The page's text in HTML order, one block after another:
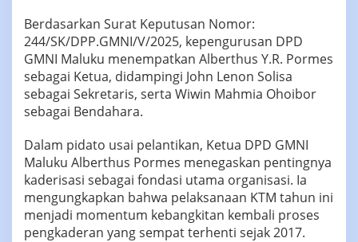
Berdasarkan Surat Keputusan Nomor:
244/SK/DPP.GMNI/V/2025, kepengurusan DPD
GMNI Maluku menempatkan Alberthus Y.R. Pormes
sebagai Ketua, didampingi John Lenon Solisa
sebagai Sekretaris, serta Wiwin Mahmia Ohoibor
sebagai Bendahara.
Dalam pidato usai pelantikan, Ketua DPD GMNI
Maluku Alberthus Pormes menegaskan pentingnya
kaderisasi sebagai fondasi utama organisasi. Ia
mengungkapkan bahwa pelaksanaan KTM tahun ini
menjadi momentum kebangkitan kembali proses
pengkaderan yang sempat terhenti sejak 2017.